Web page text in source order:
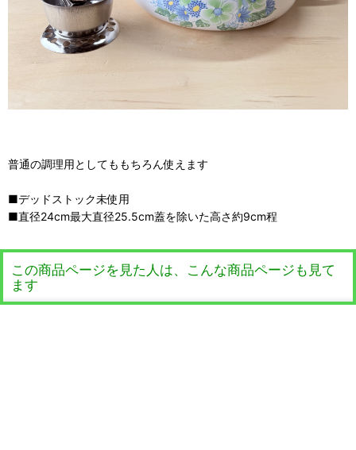
普通の調理用としてももちろん使えます
■デッドストック未使用
■直径24cm最大直径25.5cm蓋を除いた高さ約9cm程
この商品ページを見た人は、こんな商品ページも見て
ます